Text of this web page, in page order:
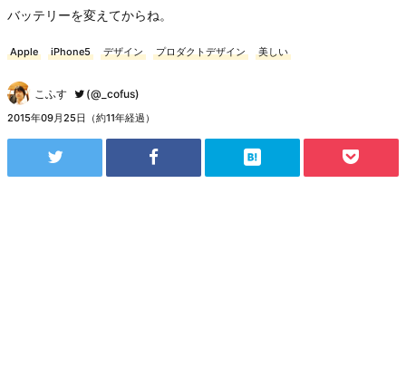
バッテリーを変えてからね。
Apple iPhone5 デザイン プロダクトデザイン 美しい
こふす (@_cofus)
2015年09月25日（約11年経過）